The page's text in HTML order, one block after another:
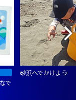
で
砂浜へでかけよう